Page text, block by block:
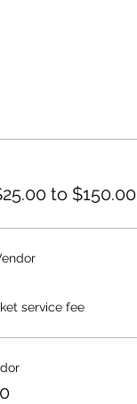
to $150.00
service fee